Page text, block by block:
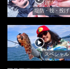
堤防・筏・投げ
スペシャル